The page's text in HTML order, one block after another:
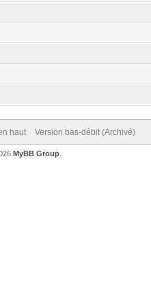
haut Version bas-débit (Archivé)
MyBB Group.